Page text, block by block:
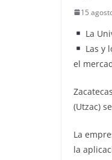
15
La
Las y
el
(Utzac)
La
la